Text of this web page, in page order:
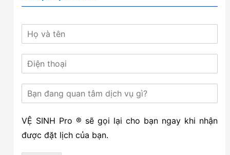
VỆ SINH Pro ® sẽ gọi lại cho bạn ngay khi nhận
được đặt lịch của bạn.